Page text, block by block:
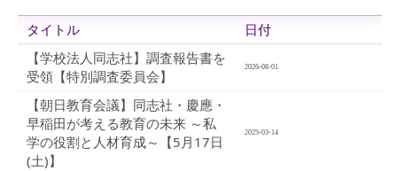
タイトル
日付
【学校法人同志社】調査報告書を
受領【特別調査委員会】
2026-08-01
【朝日教育会議】同志社・慶應・
早稲田が考える教育の未来 ～私
学の役割と人材育成～【5月17日
(土)】
2025-03-14